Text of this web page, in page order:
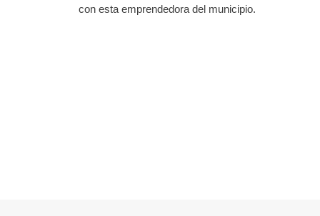
con esta emprendedora del municipio.